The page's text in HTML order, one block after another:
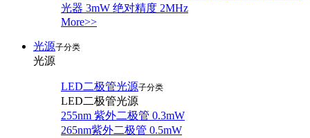
光器 3mW 绝对精度 2MHz
More>>
光源子分类
光源
LED二极管光源子分类
LED二极管光源
255nm 紫外二极管 0.3mW
265nm紫外二极管 0.5mW